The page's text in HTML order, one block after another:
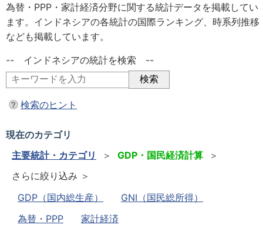
為替・PPP・家計経済分野に関する統計データを掲載してい
ます。インドネシアの各統計の国際ランキング、時系列推移
なども掲載しています。
-- インドネシアの統計を検索 --
検索のヒント
現在のカテゴリ
主要統計・カテゴリ
＞ GDP・国民経済計算 ＞
さらに絞り込み ＞
GDP（国内総生産）
GNI（国民総所得）
為替・PPP
家計経済